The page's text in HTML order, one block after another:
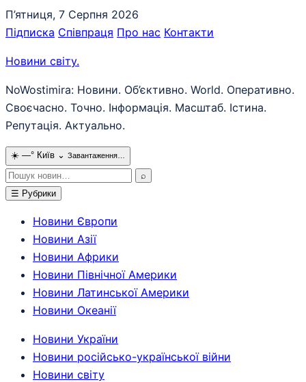
Перейти
до
П’ятниця, 7 Серпня 2026
Підписка Співпраця Про нас Контакти
Новини світу.
NoWostimira: Новини. Об’єктивно. World. Оперативно.
Своєчасно. Точно. Інформація. Масштаб. Істина.
Репутація. Актуально.
☀️ —° Київ ⌄ Завантаження…
Пошук:
⌕
☰ Рубрики
Новини Європи
Новини Азії
Новини Африки
Новини Північної Америки
Новини Латинської Америки
Новини Океанії
Новини України
Новини російсько-української війни
Новини світу